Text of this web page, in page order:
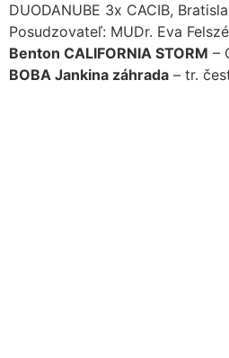
DUODANUBE 3x CACIB,
Posudzovateľ: MUDr. Eva
Benton CALIFORNIA STORM –
BOBA Jankina záhrada – tr.